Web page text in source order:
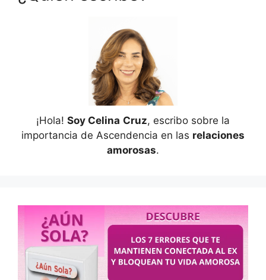
¡Hola! Soy Celina Cruz, escribo sobre la
importancia de Ascendencia en las relaciones
amorosas.